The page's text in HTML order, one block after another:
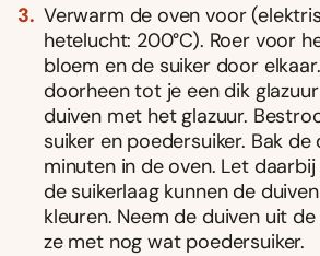
Verwarm de oven voor
hetelucht: 200°C). Roer voor
bloem en de suiker door
doorheen tot je een dik
duiven met het glazuur.
suiker en poedersuiker. Bak
minuten in de oven. Let
de suikerlaag kunnen de
kleuren. Neem de duiven uit
ze met nog wat poedersuiker.